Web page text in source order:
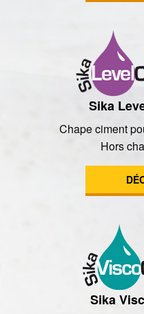
Sika
Chape ciment
Hors
Sika